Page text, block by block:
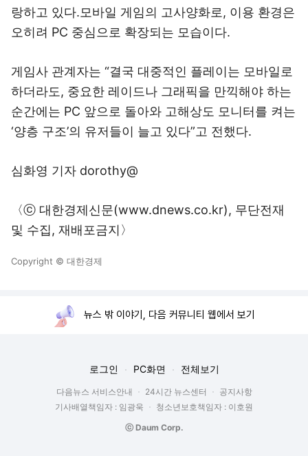
랑하고 있다.모바일 게임의 고사양화로, 이용 환경은
오히려 PC 중심으로 확장되는 모습이다.
게임사 관계자는 “결국 대중적인 플레이는 모바일로
하더라도, 중요한 레이드나 그래픽을 만끽해야 하는
순간에는 PC 앞으로 돌아와 고해상도 모니터를 켜는
‘양층 구조’의 유저들이 늘고 있다”고 전했다.
심화영 기자 dorothy@
〈ⓒ 대한경제신문(www.dnews.co.kr), 무단전재
및 수집, 재배포금지〉
Copyright © 대한경제
뉴스 밖 이야기, 다음 커뮤니티 웹에서 보기
로그인 PC화면 전체보기
다음뉴스 서비스안내 24시간 뉴스센터
공지사항
기사배열책임자 : 임광욱
청소년보호책임자 : 이호원
ⓒ Daum Corp.